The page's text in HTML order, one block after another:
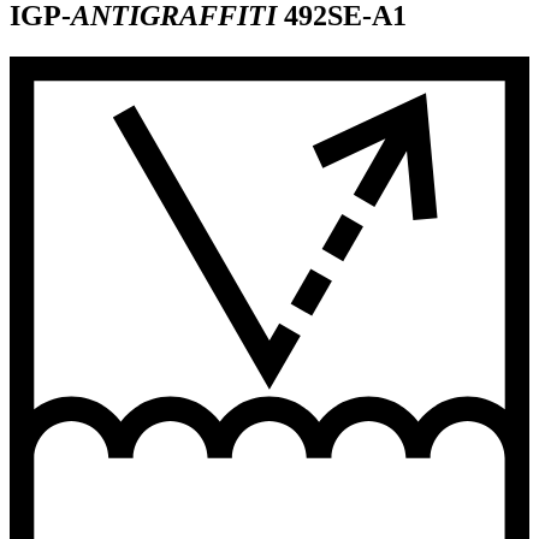
IGP-ANTIGRAFFITI492SE-A1